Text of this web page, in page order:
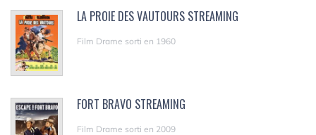
LA PROIE DES VAUTOURS STREAMING
Film Drame sorti en 1960
FORT BRAVO STREAMING
Film Drame sorti en 2009